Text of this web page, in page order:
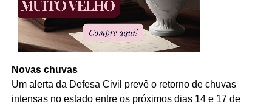
Novas chuvas
Um alerta da Defesa Civil prevê o retorno de chuvas
intensas no estado entre os próximos dias 14 e 17 de